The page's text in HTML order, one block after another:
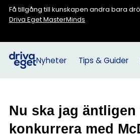
Få tillgång till kunskapen andra bara
Driva Eget MasterMinds
Nyheter Tips & Guider
Nu ska jag äntligen
konkurrera med